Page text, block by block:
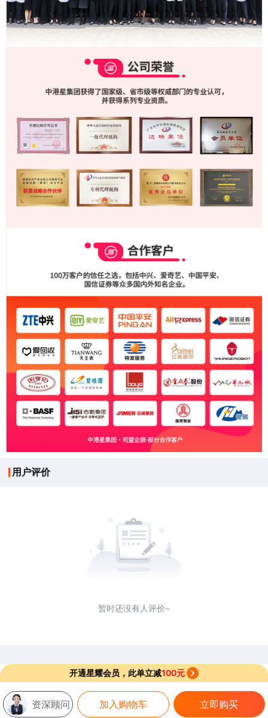
用户评价
暂时还没有人评价~
开通星耀会员，此单立减100元
资深顾问 加入购物车 立即购买